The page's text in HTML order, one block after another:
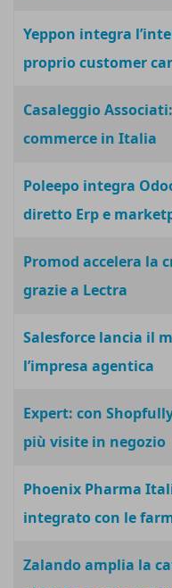
Yeppon integra
proprio customer
Casaleggio
commerce in Italia
Poleepo integra
diretto Erp e
Promod accelera la
grazie a Lectra
Salesforce lancia il
l’impresa agentica
Expert: con
più visite in negozio
Phoenix Pharma
integrato con le
Zalando amplia la